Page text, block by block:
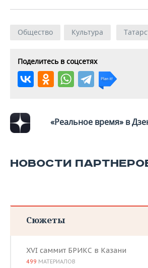
Общество Культура
Поделитесь в соцсетях
«Реальное время» в
НОВОСТИ
Сюжеты
XVI саммит БРИКС в Казани
499 МАТЕРИАЛОВ